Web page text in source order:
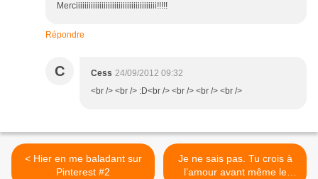
Merciiiiiiiiiiiiiiiiiiiiiiiiiiiiiiiiiiiiii!!!!!
Répondre
C Cess 24/09/2012 09:32
<br /> <br /> :D<br /> <br /> <br /> <br />
< Hier en me baladant sur
Pinterest #2
Je ne sais pas. Tu crois à
l’amour avant même le